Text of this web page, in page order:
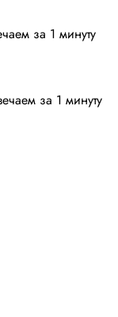
за 1 минуту
за 1 минуту